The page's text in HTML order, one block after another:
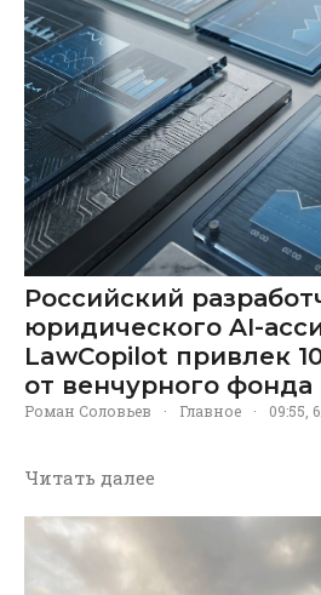
Российский
юридического AI-
LawCopilot привлек
от венчурного фонда
Роман Соловьев · Главное · 09:55,
Читать далее